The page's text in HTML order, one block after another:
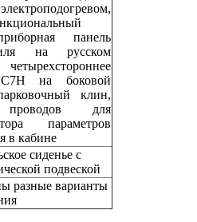
панель
на русском
на боковой
клин,
для
параметров
в кабине
сиденье с
подвеской
разные варианты